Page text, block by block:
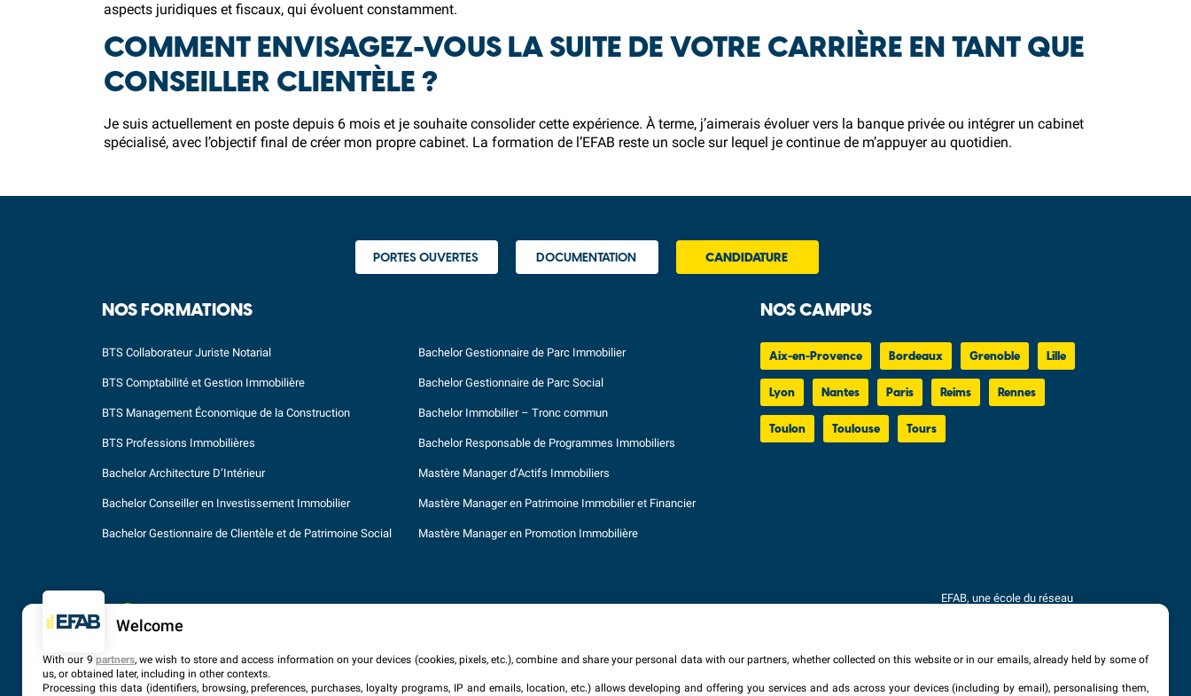
aspects juridiques et fiscaux, qui évoluent constamment.
COMMENT ENVISAGEZ-VOUS LA SUITE DE VOTRE CARRIÈRE EN TANT QUE
CONSEILLER CLIENTÈLE ?
Je suis actuellement en poste depuis 6 mois et je souhaite consolider cette expérience. À terme, j’aimerais évoluer vers la banque privée ou intégrer un cabinet
spécialisé, avec l’objectif final de créer mon propre cabinet. La formation de l’EFAB reste un socle sur lequel je continue de m’appuyer au quotidien.
PORTES OUVERTES DOCUMENTATION CANDIDATURE
NOS FORMATIONS
BTS Collaborateur Juriste Notarial
BTS Comptabilité et Gestion Immobilière
BTS Management Économique de la Construction
BTS Professions Immobilières
Bachelor Architecture D’Intérieur
Bachelor Conseiller en Investissement Immobilier
Bachelor Gestionnaire de Clientèle et de Patrimoine Social
Bachelor Gestionnaire de Parc Immobilier
Bachelor Gestionnaire de Parc Social
Bachelor Immobilier – Tronc commun
Bachelor Responsable de Programmes Immobiliers
Mastère Manager d’Actifs Immobiliers
Mastère Manager en Patrimoine Immobilier et Financier
Mastère Manager en Promotion Immobilière
NOS CAMPUS
Aix-en-Provence Bordeaux Grenoble Lille
Lyon Nantes Paris Reims Rennes
Toulon Toulouse Tours
EFAB, une école du réseau
Supérieur Privé Technique
Welcome
With our 9 partners, we wish to store and access information on your devices (cookies, pixels, etc.), combine and share your personal data with our partners, whether collected on this website or in our emails, already held by some of
us, or obtained later, including in other contexts.
Processing this data (identifiers, browsing, preferences, purchases, loyalty programs, IP and emails, location, etc.) allows developing and offering you services and ads across your devices (including by email), personalising them,